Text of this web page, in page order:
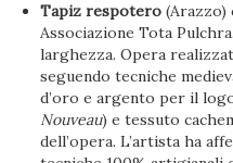
Tapiz respotero
Associazione Tota
larghezza. Opera
seguendo tecniche
d’oro e argento per il
Nouveau) e tessuto
dell’opera. L’artista ha